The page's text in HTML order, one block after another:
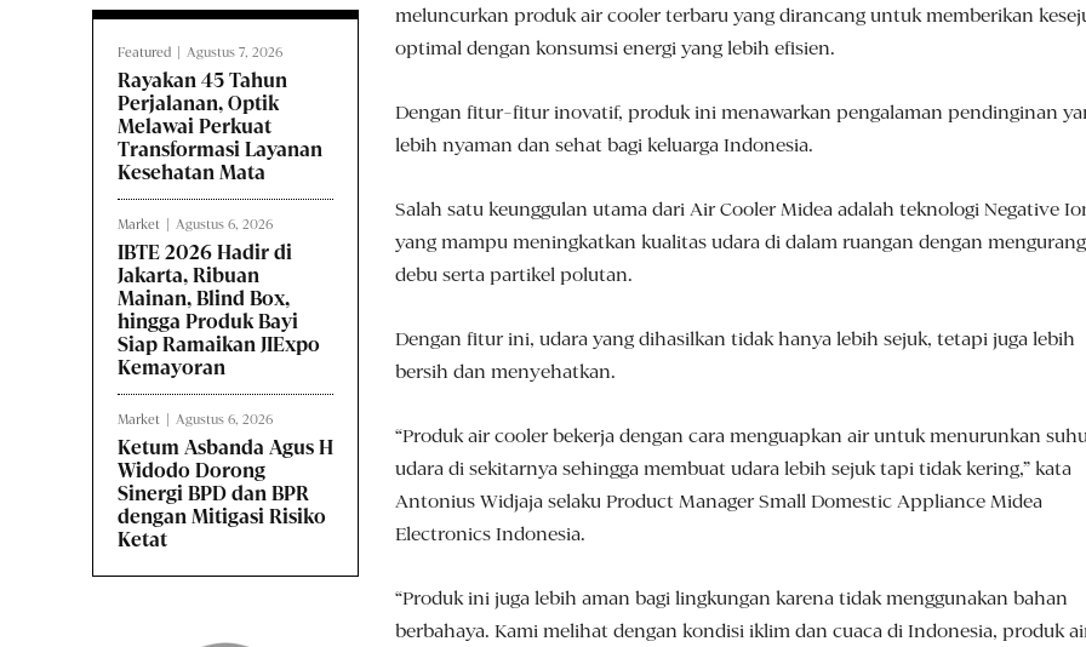
Featured Agustus 7, 2026
Rayakan 45 Tahun
Perjalanan, Optik
Melawai Perkuat
Transformasi Layanan
Kesehatan Mata
Market Agustus 6, 2026
IBTE 2026 Hadir di
Jakarta, Ribuan
Mainan, Blind Box,
hingga Produk Bayi
Siap Ramaikan JIExpo
Kemayoran
Market Agustus 6, 2026
Ketum Asbanda Agus H
Widodo Dorong
Sinergi BPD dan BPR
dengan Mitigasi Risiko
Ketat
meluncurkan produk air cooler terbaru yang dirancang untuk memberikan
optimal dengan konsumsi energi yang lebih efisien.
Dengan fitur-fitur inovatif, produk ini menawarkan pengalaman pendinginan
lebih nyaman dan sehat bagi keluarga Indonesia.
Salah satu keunggulan utama dari Air Cooler Midea adalah teknologi Negative
yang mampu meningkatkan kualitas udara di dalam ruangan dengan
debu serta partikel polutan.
Dengan fitur ini, udara yang dihasilkan tidak hanya lebih sejuk, tetapi juga lebih
bersih dan menyehatkan.
“Produk air cooler bekerja dengan cara menguapkan air untuk menurunkan
udara di sekitarnya sehingga membuat udara lebih sejuk tapi tidak kering,” kata
Antonius Widjaja selaku Product Manager Small Domestic Appliance Midea
Electronics Indonesia.
“Produk ini juga lebih aman bagi lingkungan karena tidak menggunakan bahan
berbahaya. Kami melihat dengan kondisi iklim dan cuaca di Indonesia, produk